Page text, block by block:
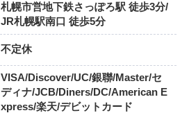
札幌市営地下鉄さっぽろ駅 徒歩3分/
JR札幌駅南口 徒歩5分
不定休
VISA/Discover/UC/銀聯/Master/セ
ディナ/JCB/Diners/DC/American E
xpress/楽天/デビットカード